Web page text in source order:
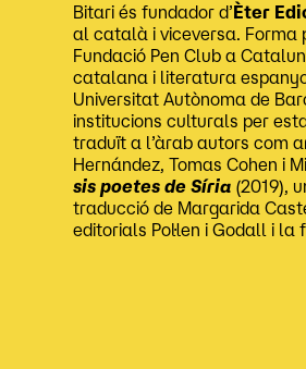
Bitari és fundador d’Èter
al català i viceversa. Forma
Fundació Pen Club a
catalana i literatura
Universitat Autònoma de
institucions culturals per
traduït a l’àrab autors com
Hernández, Tomas Cohen i
sis poetes de Síria (2019),
traducció de Margarida
editorials Pol·len i Godall i la